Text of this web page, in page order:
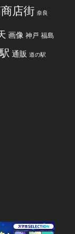
店街 奈良
画像 神戸 福島
通販 道の駅